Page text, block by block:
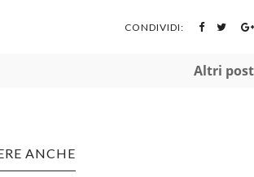
CONDIVIDI:
Altri
ANCHE